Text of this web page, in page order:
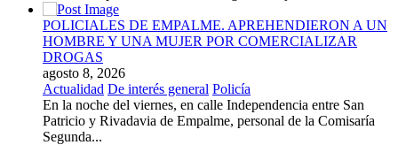
POLICIALES DE EMPALME. APREHENDIERON A UN
HOMBRE Y UNA MUJER POR COMERCIALIZAR
DROGAS
agosto 8, 2026
Actualidad De interés general Policía
En la noche del viernes, en calle Independencia entre San
Patricio y Rivadavia de Empalme, personal de la Comisaría
Segunda...